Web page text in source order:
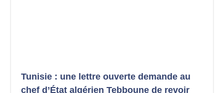
Tunisie : une lettre ouverte demande au
chef d’État algérien Tebboune de revoir